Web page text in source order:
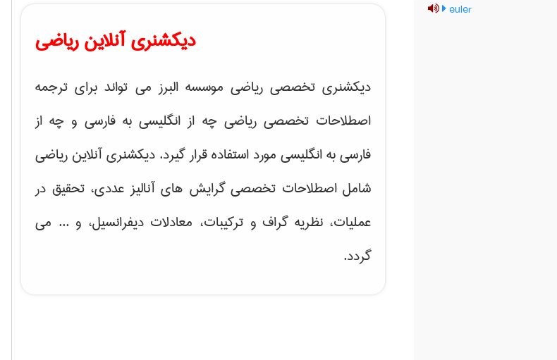
euler
دیکشنری آنلاین ریاضی
دیکشنری تخصصی ریاضی موسسه البرز می تواند برای ترجمه
اصطلاحات تخصصی ریاضی چه از انگلیسی به فارسی و چه از
فارسی به انگلیسی مورد استفاده قرار گیرد. دیکشنری آنلاین ریاضی
شامل اصطلاحات تخصصی گرایش هایآنالیز عددی، تحقیق در
عملیات، نظریه گراف و تركیبات، معادلات دیفرانسیل، و ... می
گردد.